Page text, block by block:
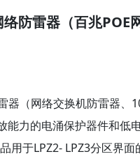
防雷器（百兆POE
（网络交换机防雷器、
能力的电涌保护器件和低
用于LPZ2- LPZ3分区界